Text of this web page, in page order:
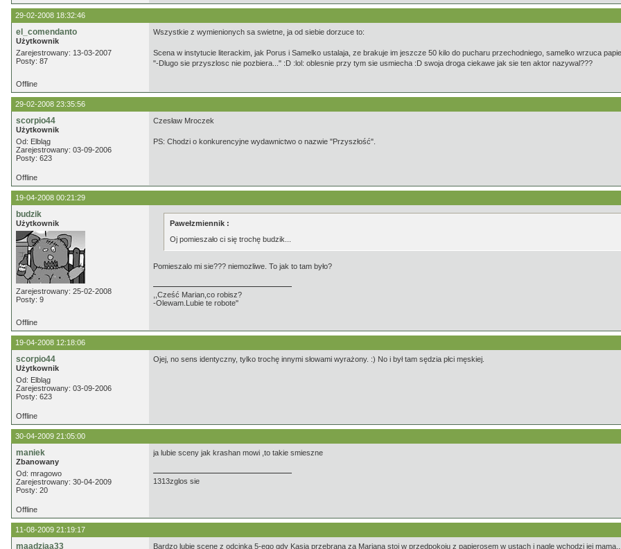
29-02-2008 18:32:46
el_comendanto
Użytkownik
Zarejestrowany: 13-03-2007
Posty: 87
Wszystkie z wymienionych sa swietne, ja od siebie dorzuce to:
Scena w instytucie literackim, jak Porus i Samelko ustalaja, ze brakuje im jeszcze 50 kilo do pucharu przechodniego, samelko wrzuca
"-Dlugo sie przyszlosc nie pozbiera..." :D :lol: oblesnie przy tym sie usmiecha :D swoja droga ciekawe jak sie ten aktor nazywal???
Offline
29-02-2008 23:35:56
scorpio44
Użytkownik
Od: Elbląg
Zarejestrowany: 03-09-2006
Posty: 623
Czesław Mroczek
PS: Chodzi o konkurencyjne wydawnictwo o nazwie "Przyszłość".
Offline
19-04-2008 00:21:29
budzik
Użytkownik
Zarejestrowany: 25-02-2008
Posty: 9
Pawełzmiennik :
Oj pomieszało ci się trochę budzik...
Pomieszalo mi sie??? niemozliwe. To jak to tam było?
,,Cześć Marian,co robisz?
-Olewam.Lubie te robote''
Offline
19-04-2008 12:18:06
scorpio44
Użytkownik
Od: Elbląg
Zarejestrowany: 03-09-2006
Posty: 623
Ojej, no sens identyczny, tylko trochę innymi słowami wyrażony. :) No i był tam sędzia płci męskiej.
Offline
30-04-2009 21:05:00
maniek
Zbanowany
Od: mragowo
Zarejestrowany: 30-04-2009
Posty: 20
ja lubie sceny jak krashan mowi ,to takie smieszne
1313zglos sie
Offline
11-08-2009 21:19:17
maadziaa33
Bardzo lubię scenę z odcinka 5-ego gdy Kasia przebrana za Mariana stoi w przedpokoju z papierosem w ustach i nagle wchodzi jej